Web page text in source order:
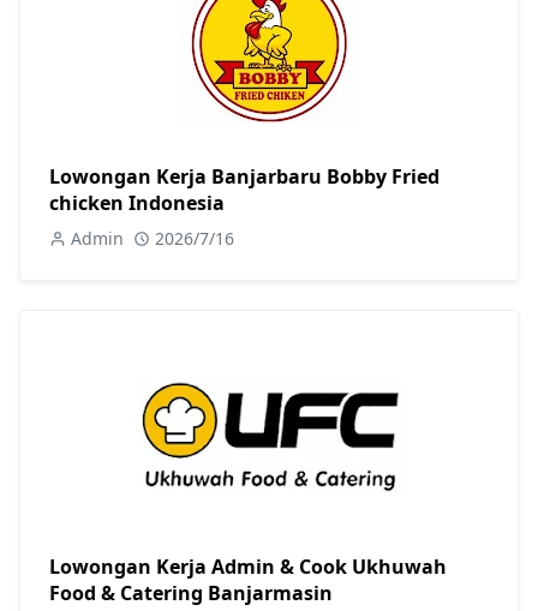
Lowongan Kerja Banjarbaru Bobby Fried
chicken Indonesia
Admin 2026/7/16
Lowongan Kerja Admin & Cook Ukhuwah
Food & Catering Banjarmasin